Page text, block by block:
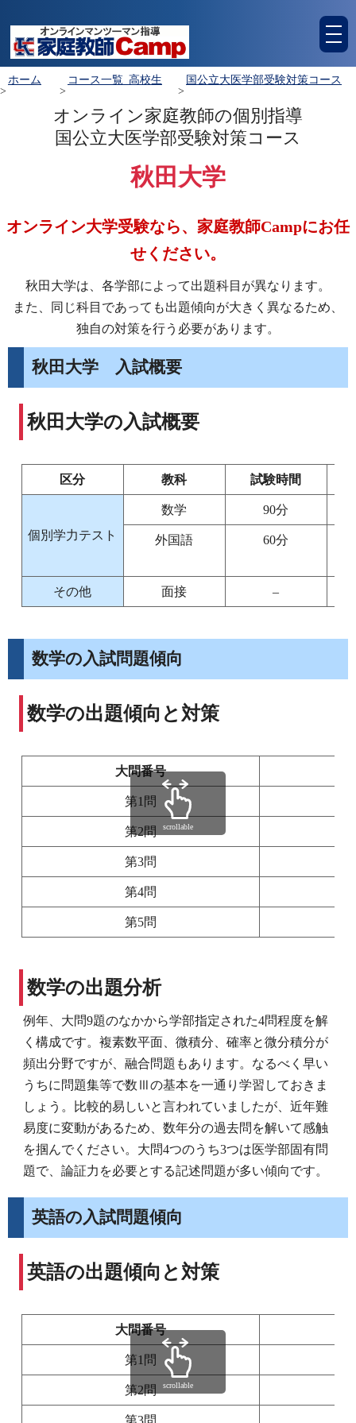
ホーム
>
コース一覧_高校生
>
国公立大医学部受験対策コース
>
オンライン家庭教師の個別指導
国公立大医学部受験対策コース
秋田大学
オンライン大学受験なら、家庭教師Campにお任
せください。
秋田大学は、各学部によって出題科目が異なります。
また、同じ科目であっても出題傾向が大きく異なるため、
独自の対策を行う必要があります。
秋田大学 入試概要
秋田大学の入試概要
区分 教科 試験時間
個別学力テスト
数学 90分
外国語 60分
その他 面接 –
数学の入試問題傾向
数学の出題傾向と対策
大問番号
第1問
第2問
第3問
第4問
第5問
scrollable
数学の出題分析
例年、大問9題のなかから学部指定された4問程度を解
く構成です。複素数平面、微積分、確率と微分積分が
頻出分野ですが、融合問題もあります。なるべく早い
うちに問題集等で数Ⅲの基本を一通り学習しておきま
しょう。比較的易しいと言われていましたが、近年難
易度に変動があるため、数年分の過去問を解いて感触
を掴んでください。大問4つのうち3つは医学部固有問
題で、論証力を必要とする記述問題が多い傾向です。
英語の入試問題傾向
英語の出題傾向と対策
大問番号
第1問
第2問
第3問
scrollable